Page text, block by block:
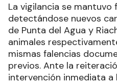
La vigilancia se mantuvo
detectándose nuevos
de Punta del Agua y
animales
mismas falencias
previos. Ante la
intervención inmediata a